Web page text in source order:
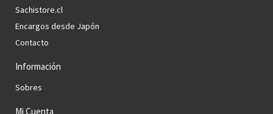
Sachistore.cl
Encargos desde Japón
Contacto
Información
Sobres
Mi Cuenta